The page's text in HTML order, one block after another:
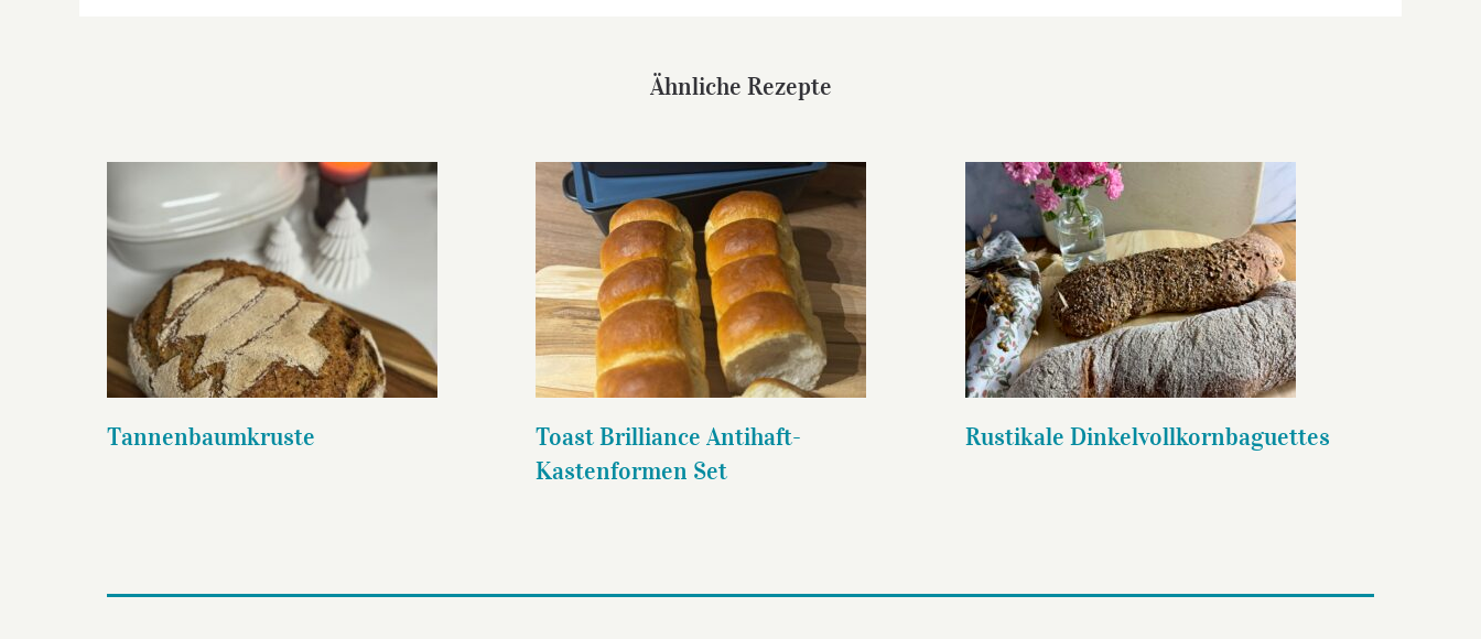
Ähnliche Rezepte
Tannenbaumkruste
Tannenbaumkruste
Toast Brilliance Antihaft-
Kastenformen Set
Toast Brilliance Antihaft-
Kastenformen Set
Rustikale
Dinkelvollkornbaguettes
Rustikale Dinkelvollkornbaguettes